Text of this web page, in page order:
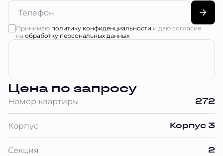
Принимаю политику конфиденциальности и даю согласие
на обработку персональных данных
Цена по запросу
Номер квартиры 272
Корпус Корпус 3
Секция 2